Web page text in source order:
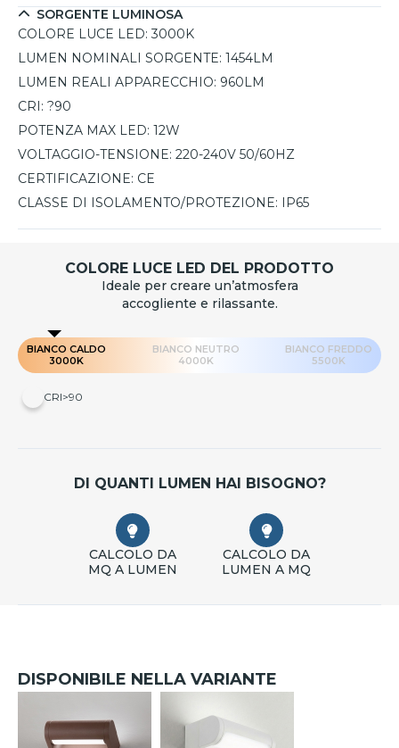
SORGENTE LUMINOSA
COLORE LUCE LED: 3000K
LUMEN NOMINALI SORGENTE: 1454LM
LUMEN REALI APPARECCHIO: 960LM
CRI: ?90
POTENZA MAX LED: 12W
VOLTAGGIO-TENSIONE: 220-240V 50/60HZ
CERTIFICAZIONE: CE
CLASSE DI ISOLAMENTO/PROTEZIONE: IP65
COLORE LUCE LED DEL PRODOTTO
Ideale per creare un’atmosfera
accogliente e rilassante.
BIANCO CALDO
3000K
BIANCO NEUTRO
4000K
BIANCO FREDDO
5500K
CRI>90
DI QUANTI LUMEN HAI BISOGNO?
CALCOLO DA
MQ A LUMEN
CALCOLO DA
LUMEN A MQ
DISPONIBILE NELLA VARIANTE